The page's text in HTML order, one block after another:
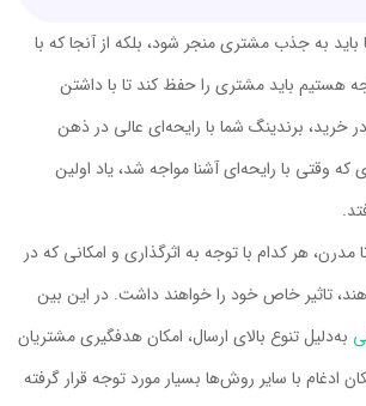
باید به جذب مشتری منجر شود، بلکه از آنجا که با
باید مشتری را حفظ کند تا با داشتن
خرید، برندینگ شما با رایحه‌ای عالی در ذهن
با رایحه‌ای آشنا مواجه شد، یاد اولین
مدرن، هر کدام با توجه به اثرگذاری و امکانی که در
تاثیر خاص خود را خواهند داشت. در این بین
به‌دلیل تنوع بالای ارسال، امکان هدفگیری مشتریان
ادغام با سایر روش‌ها بسیار مورد توجه قرار گرفته